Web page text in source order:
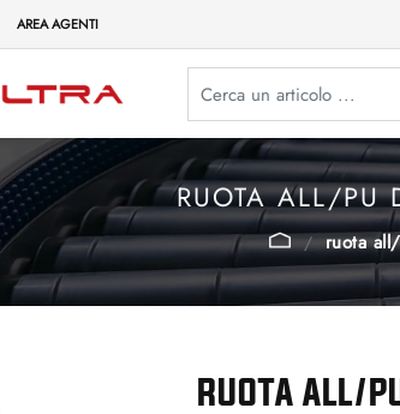
AREA AGENTI
RUOTA ALL/PU
ruota
RUOTA ALL/